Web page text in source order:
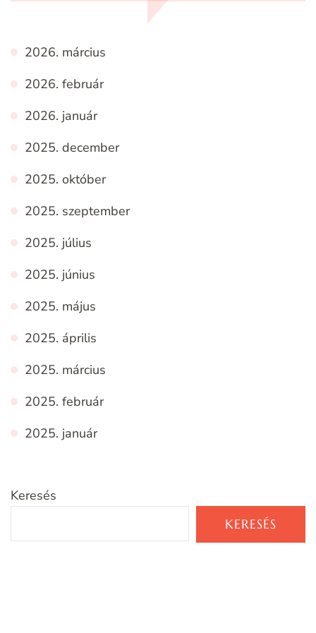
2026. március
2026. február
2026. január
2025. december
2025. október
2025. szeptember
2025. július
2025. június
2025. május
2025. április
2025. március
2025. február
2025. január
Keresés
KERESÉS